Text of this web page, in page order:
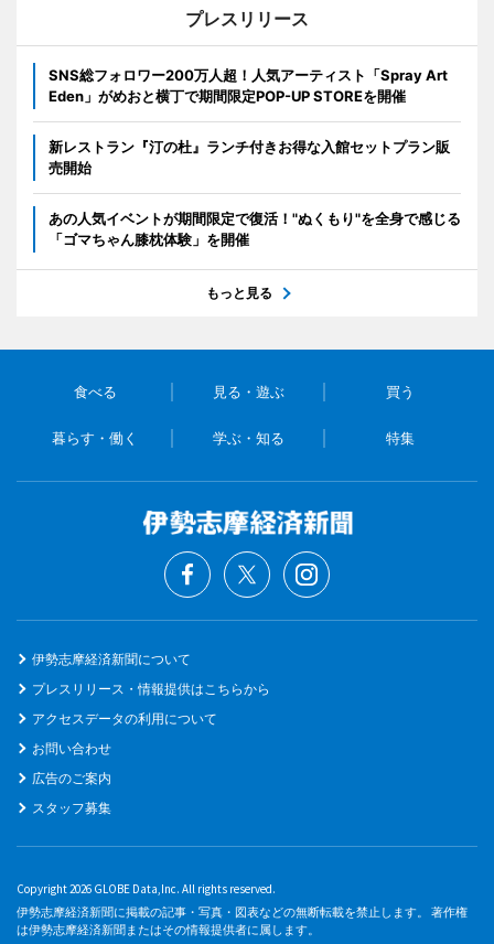
プレスリリース
SNS総フォロワー200万人超！人気アーティスト「Spray Art
Eden」がめおと横丁で期間限定POP-UP STOREを開催
新レストラン『汀の杜』ランチ付きお得な入館セットプラン販
売開始
あの人気イベントが期間限定で復活！"ぬくもり"を全身で感じる
「ゴマちゃん膝枕体験」を開催
もっと見る
食べる 見る・遊ぶ 買う
暮らす・働く 学ぶ・知る 特集
伊勢志摩経済新聞について
プレスリリース・情報提供はこちらから
アクセスデータの利用について
お問い合わせ
広告のご案内
スタッフ募集
Copyright 2026 GLOBE Data,Inc. All rights reserved.
伊勢志摩経済新聞に掲載の記事・写真・図表などの無断転載を禁止します。 著作権
は伊勢志摩経済新聞またはその情報提供者に属します。